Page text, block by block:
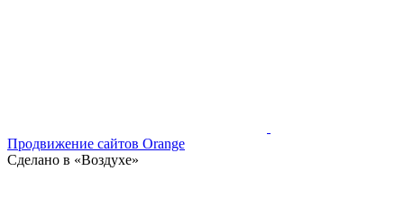
Продвижение сайтов Orange
Сделано в «Воздухе»